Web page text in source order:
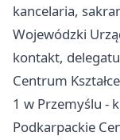
kancelaria,
Wojewódzki
kontakt,
Centrum
1 w Przemyślu -
Podkarpackie